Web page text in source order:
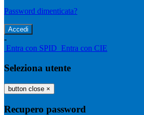
Password dimenticata?
-
Entra con SPID Entra con CIE
Seleziona utente
button close ×
Recupero password